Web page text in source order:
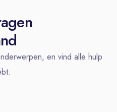
en vind alle hulp